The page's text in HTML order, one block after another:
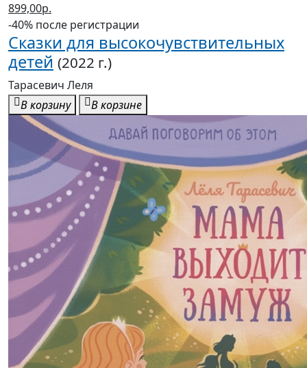
899,00р.
-40% после регистрации
Сказки для высокочувствительных
детей (2022 г.)
Тарасевич Леля
В корзину
В корзине